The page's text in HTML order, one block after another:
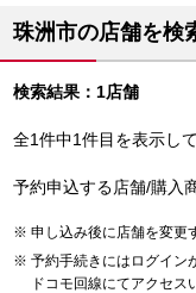
珠洲市の店舗を検
検索結果：1店舗
全1件中1件目を表示し
予約申込する店舗/購入
申し込み後に店舗を変更
予約手続きにはログイン
ドコモ回線にてアクセ